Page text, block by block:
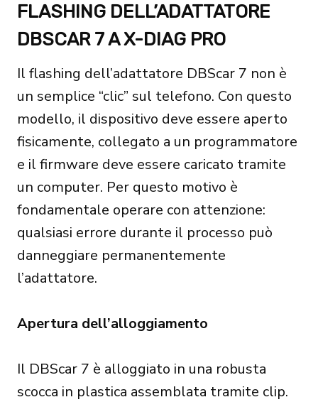
FLASHING DELL’ADATTATORE
DBSCAR 7 A X-DIAG PRO
Il flashing dell’adattatore DBScar 7 non è
un semplice “clic” sul telefono. Con questo
modello, il dispositivo deve essere aperto
fisicamente, collegato a un programmatore
e il firmware deve essere caricato tramite
un computer. Per questo motivo è
fondamentale operare con attenzione:
qualsiasi errore durante il processo può
danneggiare permanentemente
l’adattatore.
Apertura dell’alloggiamento
Il DBScar 7 è alloggiato in una robusta
scocca in plastica assemblata tramite clip.